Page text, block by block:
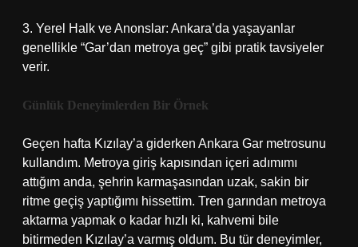
3. Yerel Halk ve Anonslar: Ankara’da yaşayanlar
genellikle “Gar’dan metroya geç” gibi pratik tavsiyeler
verir.
Günlük Deneyimlerden Bir Örnek
Geçen hafta Kızılay’a giderken Ankara Gar metrosunu
kullandım. Metroya giriş kapısından içeri adımımı
attığım anda, şehrin karmaşasından uzak, sakin bir
ritme geçiş yaptığımı hissettim. Tren garından metroya
aktarma yapmak o kadar hızlı ki, kahvemi bile
bitirmeden Kızılay’a varmış oldum. Bu tür deneyimler,